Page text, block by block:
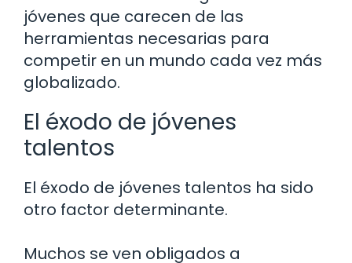
jóvenes que carecen de las
herramientas necesarias para
competir en un mundo cada vez más
globalizado.
El éxodo de jóvenes
talentos
El éxodo de jóvenes talentos ha sido
otro factor determinante.
Muchos se ven obligados a